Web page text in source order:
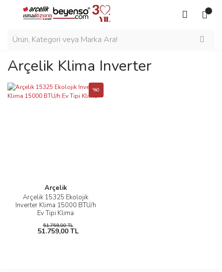
Arçelik Klima Inverter
Arçelik
Arçelik 15325 Ekolojik
Inverter Klima 15000 BTU/h
Ev Tipi Klima
%0
51.759,00 TL
51.759,00 TL